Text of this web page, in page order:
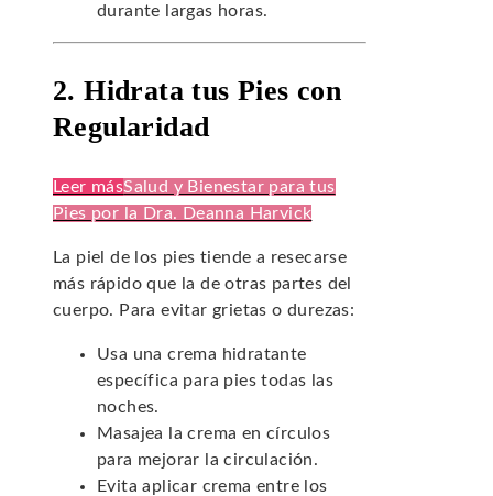
durante largas horas.
2. Hidrata tus Pies con
Regularidad
Leer másSalud y Bienestar para tus
Pies por la Dra. Deanna Harvick
La piel de los pies tiende a resecarse
más rápido que la de otras partes del
cuerpo. Para evitar grietas o durezas:
Usa una crema hidratante
específica para pies todas las
noches.
Masajea la crema en círculos
para mejorar la circulación.
Evita aplicar crema entre los